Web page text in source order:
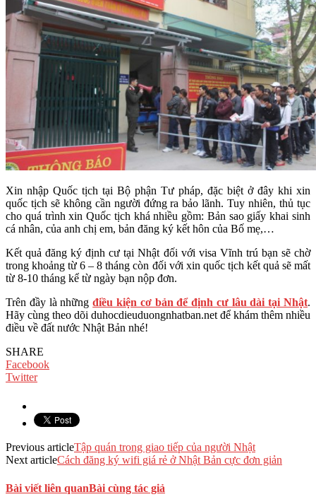
Xin nhập Quốc tịch tại Bộ phận Tư pháp, đặc biệt ở đây khi xin
quốc tịch sẽ không cần người đứng ra bảo lãnh. Tuy nhiên, thủ tục
cho quá trình xin Quốc tịch khá nhiều gồm: Bản sao giấy khai sinh
cá nhân, của anh chị em, bản đăng ký kết hôn của Bố mẹ,…
Kết quả đăng ký định cư tại Nhật đối với visa Vĩnh trú bạn sẽ chờ
trong khoảng từ 6 – 8 tháng còn đối với xin quốc tịch kết quả sẽ mất
từ 8-10 tháng kể từ ngày bạn nộp đơn.
Trên đầy là nhữngđiều kiện cơ bản để định cư lâu dài tại Nhật.
Hãy cùng theo dõi duhocdieuduongnhatban.net để khám thêm nhiều
điều về đất nước Nhật Bản nhé!
SHARE
Facebook
Twitter
Previous articleTập quán trong giao tiếp của người Nhật
Next articleCách đăng ký wifi giá rẻ ở Nhật Bản cực đơn giản
Bài viết liên quanBài cùng tác giả